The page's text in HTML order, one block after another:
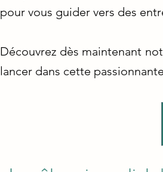
pour vous guider vers des
Découvrez dès maintenant
lancer dans cette